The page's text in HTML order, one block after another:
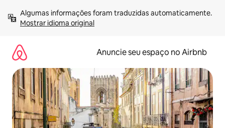
para
Mostrar idioma original
Anuncie seu espaço no Airbnb